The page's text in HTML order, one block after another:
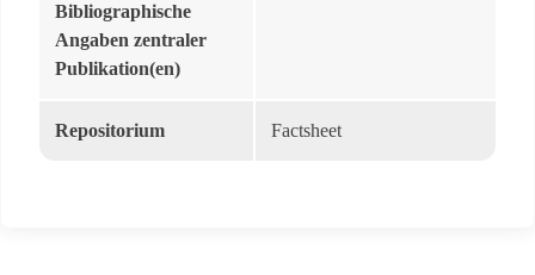
Bibliographische
Angaben zentraler
Publikation(en)
Repositorium Factsheet